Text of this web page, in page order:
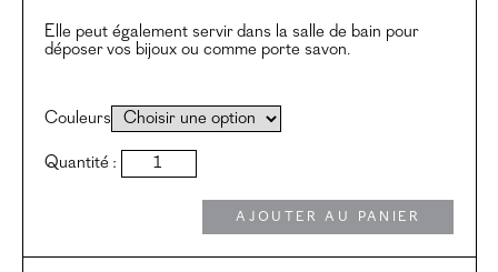
Elle peut également servir dans la salle de bain pour
déposer vos bijoux ou comme porte savon.
Couleurs
quantité
de
Quantité :
Ajouter au panier